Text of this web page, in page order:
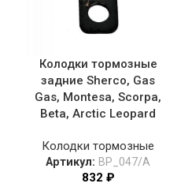
Колодки тормозные
задние Sherco, Gas
Gas, Montesa, Scorpa,
Beta, Arctic Leopard
Колодки тормозные
Артикул: BP_047/A
832 ₽